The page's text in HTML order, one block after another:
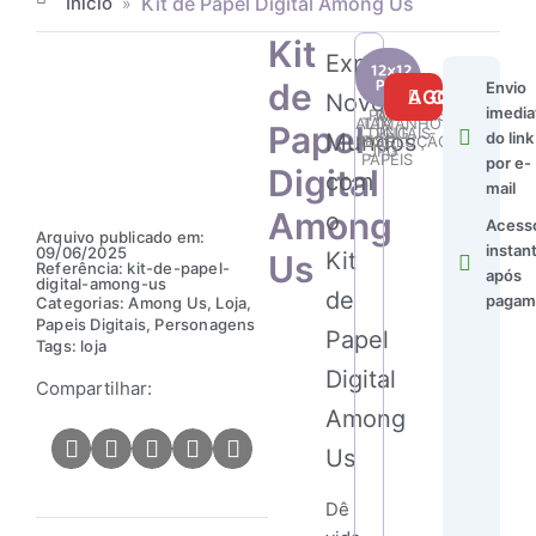
Arquivo publicado em:
09/06/2025
Referência: kit-de-papel-
digital-among-us
Categorias:Among Us, Loja,
Papeis Digitais, Personagens
Tags: loja
Compartilhar:
Kit
de
Papel
Digital
Among
Us
Explore
Novos
Mundos
com
o
Kit
de
Papel
Digital
Among
Us
Dê
ALTA
RESOLUÇÃO
TAMANHO
DOS
PAPÉIS
24
PAPÉIS
DIGITAIS
JPG
53
IMAGENS
PNG
Kit
de
Papel
Digital
Among
COMPRAR AGORA
Envio
do link
por e-
mail
após